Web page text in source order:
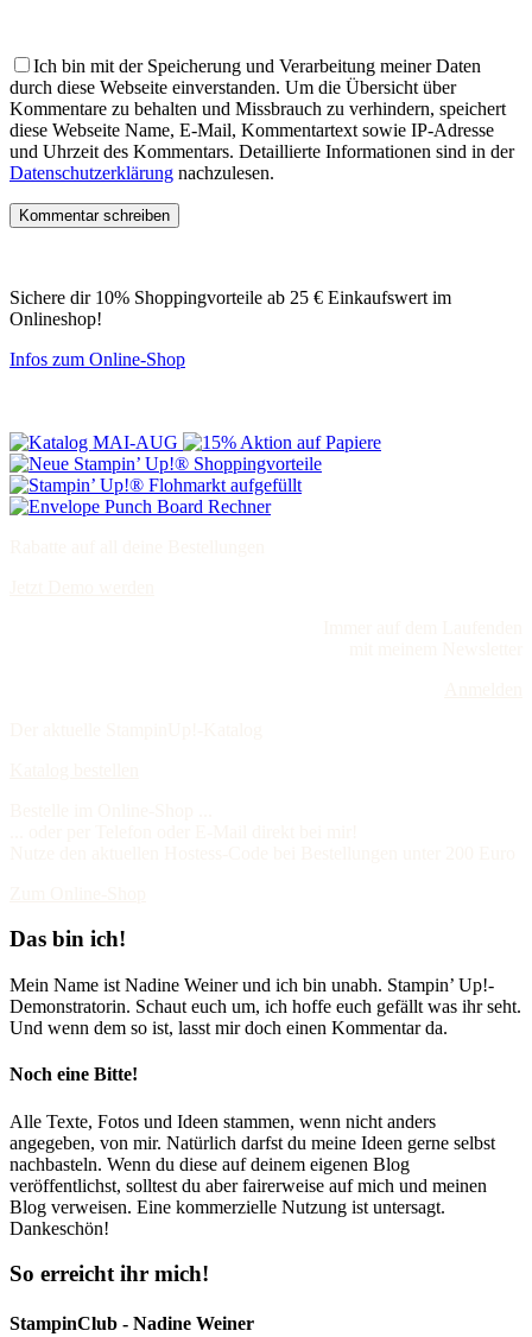
Ich bin mit der Speicherung und Verarbeitung meiner Daten
durch diese Webseite einverstanden. Um die Übersicht über
Kommentare zu behalten und Missbrauch zu verhindern, speichert
diese Webseite Name, E-Mail, Kommentartext sowie IP-Adresse
und Uhrzeit des Kommentars. Detaillierte Informationen sind in der
Datenschutzerklärung nachzulesen.
Sichere dir 10% Shoppingvorteile ab 25 € Einkaufswert im
Onlineshop!
Infos zum Online-Shop
Das bin ich!
Mein Name ist Nadine Weiner und ich bin unabh. Stampin’ Up!-
Demonstratorin. Schaut euch um, ich hoffe euch gefällt was ihr seht.
Und wenn dem so ist, lasst mir doch einen Kommentar da.
Noch eine Bitte!
Alle Texte, Fotos und Ideen stammen, wenn nicht anders
angegeben, von mir. Natürlich darfst du meine Ideen gerne selbst
nachbasteln. Wenn du diese auf deinem eigenen Blog
veröffentlichst, solltest du aber fairerweise auf mich und meinen
Blog verweisen. Eine kommerzielle Nutzung ist untersagt.
Dankeschön!
So erreicht ihr mich!
StampinClub - Nadine Weiner